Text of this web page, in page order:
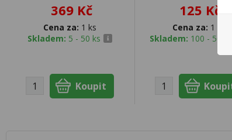
369 Kč
Cena za: 1 ks
Skladem: 5 - 50 ks
125 Kč
Cena za: 1 ks
Skladem: 100 - 500 ks